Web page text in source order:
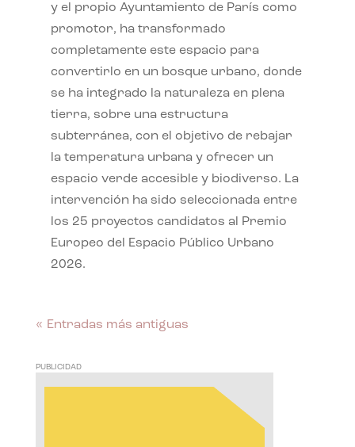
y el propio Ayuntamiento de París como
promotor, ha transformado
completamente este espacio para
convertirlo en un bosque urbano, donde
se ha integrado la naturaleza en plena
tierra, sobre una estructura
subterránea, con el objetivo de rebajar
la temperatura urbana y ofrecer un
espacio verde accesible y biodiverso. La
intervención ha sido seleccionada entre
los 25 proyectos candidatos al Premio
Europeo del Espacio Público Urbano
2026.
« Entradas más antiguas
PUBLICIDAD